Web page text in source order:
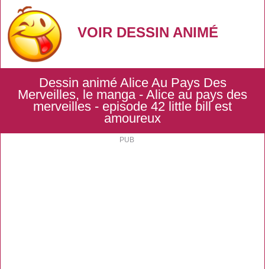
VOIR DESSIN ANIMÉ
Dessin animé Alice Au Pays Des
Merveilles, le manga - Alice au pays des
merveilles - episode 42 little bill est
amoureux